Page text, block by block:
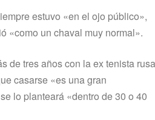
estuvo «en el ojo público»,
«como un chaval muy normal».
de tres años con la ex tenista rusa
casarse «es una gran
lo planteará «dentro de 30 o 40